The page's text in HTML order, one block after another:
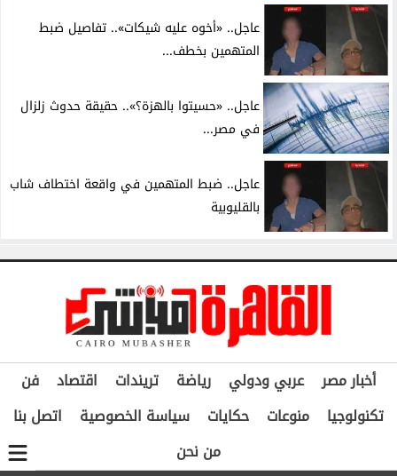
عاجل.. «أخوه عليه شيكات».. تفاصيل ضبط
المتهمين بخطف...
عاجل.. «حسيتوا بالهزة؟».. حقيقة حدوث زلزال
في مصر...
عاجل.. ضبط المتهمين في واقعة اختطاف شاب
بالقليوبية
أخبار مصر عربي ودولي رياضة تريندات اقتصاد
فن
تكنولوجيا
منوعات حكايات سياسة الخصوصية
اتصل بنا
من نحن